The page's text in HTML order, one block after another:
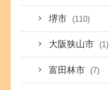
堺市 (110)
大阪狭山市 (1)
富田林市 (7)